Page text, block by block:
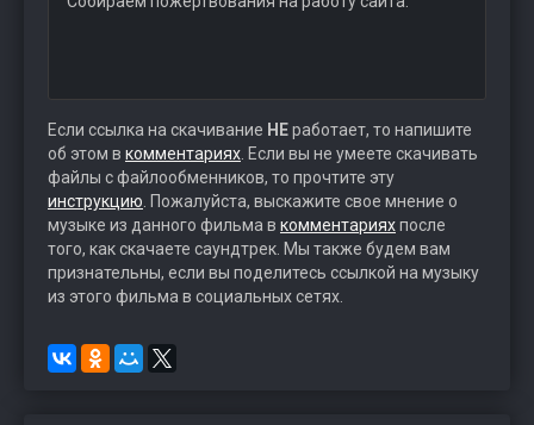
Если ссылка на скачивание НЕработает, то напишите
об этом в комментариях . Если вы не умеете скачивать
файлы с файлообменников, то прочтите эту
инструкцию . Пожалуйста, выскажите свое мнение о
музыке из данного фильма в комментарияхпосле
того, как скачаете саундтрек. Мы также будем вам
признательны, если вы поделитесь ссылкой на музыку
из этого фильма в социальных сетях.